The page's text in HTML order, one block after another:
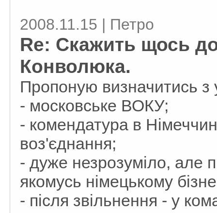
2008.11.15 | Петро
Re: Скажить щось
Конволюка.
Пропоную визначитись з
- московське ВОКУ;
- комендатура в
воз'єднання;
- дуже незрозуміло, але
якомусь німецькому
- після звільнення - у